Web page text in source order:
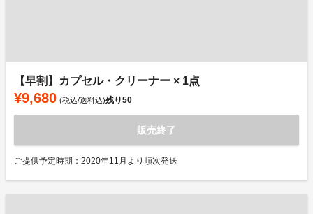
【早割】カプセル・クリーナー × 1点
¥9,680 (税込/送料込)残り50
販売終了
ご提供予定時期：2020年11月より順次発送